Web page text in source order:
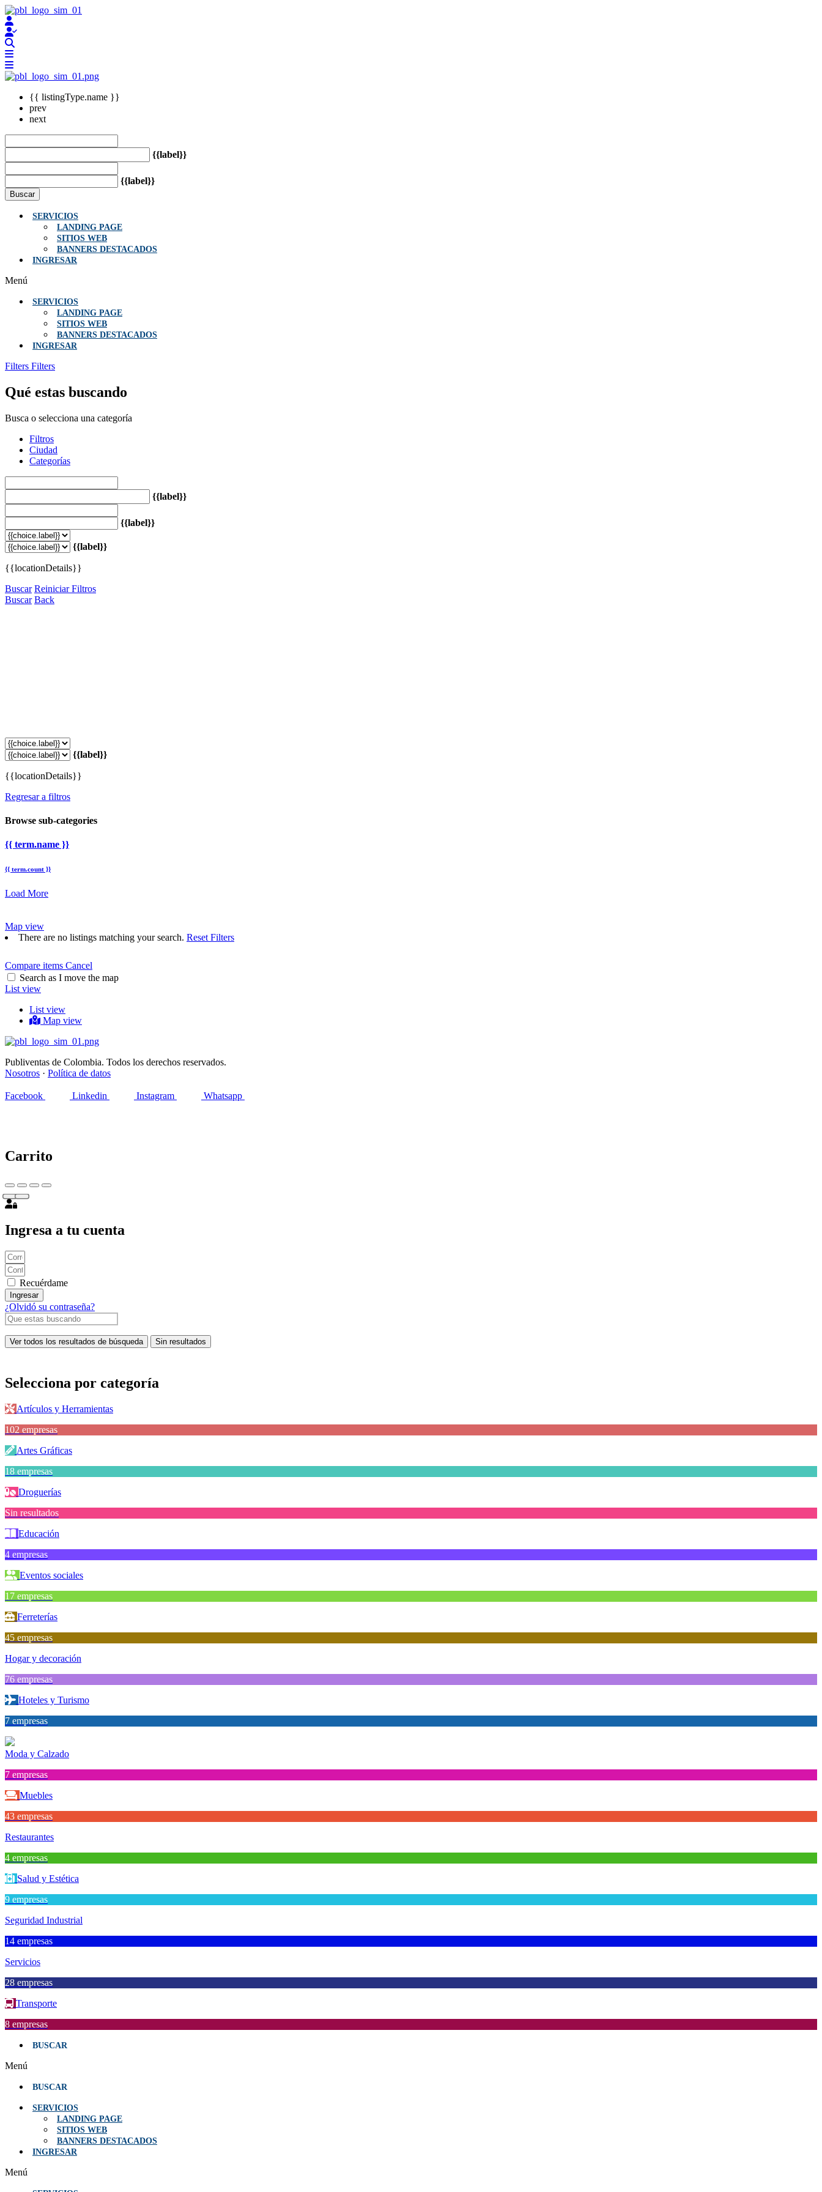
{{ listingType.name }}
prev
next
{{label}}
{{label}}
Buscar
SERVICIOS
LANDING PAGE
SITIOS WEB
BANNERS DESTACADOS
INGRESAR
Menú
SERVICIOS
LANDING PAGE
SITIOS WEB
BANNERS DESTACADOS
INGRESAR
Filters Filters
Qué estas buscando
Busca o selecciona una categoría
Filtros
Ciudad
Categorías
{{label}}
{{label}}
{{label}}
{{locationDetails}}
Buscar Reiniciar Filtros
Buscar Back
{{label}}
{{locationDetails}}
Regresar a filtros
Browse sub-categories
{{ term.name }}
{{ term.count }}
Load More
Map view
There are no listings matching your search. Reset Filters
Compare items Cancel
Search as I move the map
List view
List view
Map view
Publiventas de Colombia. Todos los derechos reservados.
Nosotros · Política de datos
Facebook Linkedin Instagram Whatsapp
Carrito
Ingresa a tu cuenta
Recuérdame
Ingresar
¿Olvidó su contraseña?
Ver todos los resultados de búsqueda Sin resultados
Selecciona por categoría
Artículos y Herramientas
102 empresas
Artes Gráficas
18 empresas
Droguerías
Sin resultados
Educación
4 empresas
Eventos sociales
17 empresas
Ferreterías
45 empresas
Hogar y decoración
76 empresas
Hoteles y Turismo
7 empresas
Moda y Calzado
7 empresas
Muebles
43 empresas
Restaurantes
4 empresas
Salud y Estética
9 empresas
Seguridad Industrial
14 empresas
Servicios
28 empresas
Transporte
8 empresas
BUSCAR
Menú
BUSCAR
SERVICIOS
LANDING PAGE
SITIOS WEB
BANNERS DESTACADOS
INGRESAR
Menú